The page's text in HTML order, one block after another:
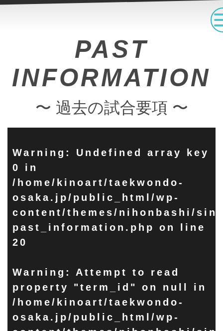
PAST
INFORMATION
〜 過去の試合要項 〜
Warning : Undefined array key
0 in
/home/kinoart/taekwondo-
osaka.jp/public_html/wp-
content/themes/nihonbashi/
past_information.php
on line
20
Warning : Attempt to read
property "term_id" on null in
/home/kinoart/taekwondo-
osaka.jp/public_html/wp-